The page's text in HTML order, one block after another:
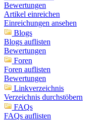
Bewertungen
Artikel einreichen
Einreichungen ansehen
Blogs
Blogs auflisten
Bewertungen
Foren
Foren auflisten
Bewertungen
Linkverzeichnis
Verzeichnis durchstöbern
FAQs
FAQs auflisten